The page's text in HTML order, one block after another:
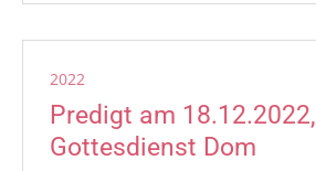
2022
Predigt am 18.12.2022,
Gottesdienst Dom